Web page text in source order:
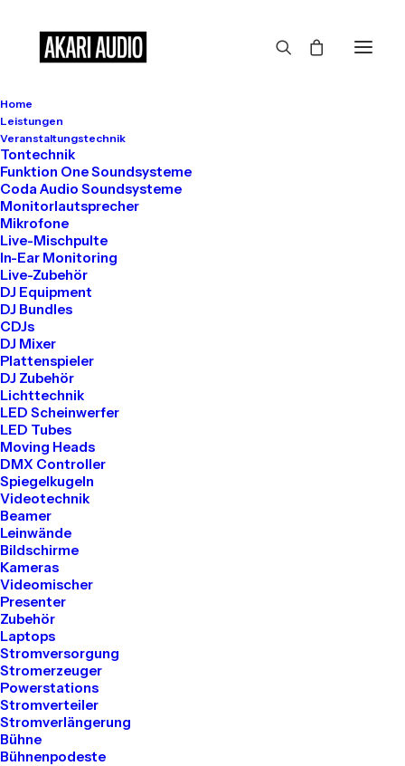
Home
Leistungen
Veranstaltungstechnik
Tontechnik
Funktion One Soundsysteme
Coda Audio Soundsysteme
Monitorlautsprecher
Mikrofone
Live-Mischpulte
In-Ear Monitoring
Live-Zubehör
DJ Equipment
DJ Bundles
CDJs
DJ Mixer
Plattenspieler
DJ Zubehör
Lichttechnik
LED Scheinwerfer
LED Tubes
Moving Heads
DMX Controller
Spiegelkugeln
Videotechnik
Beamer
Leinwände
Bildschirme
Kameras
Videomischer
Presenter
Zubehör
Laptops
Stromversorgung
Stromerzeuger
Powerstations
Stromverteiler
Stromverlängerung
Bühne
Bühnenpodeste
Großes kündigt sich an
Hier bahnt sich etwas Großes an! Unser Shop ist in Arbeit und
wird bald veröffentlicht!
Get in touch
Tel: 030 2000 5441
Mail: info@akari-audio.de
Unser Standort
Akari Events
Bessemerstraße 80
12013 Berlin